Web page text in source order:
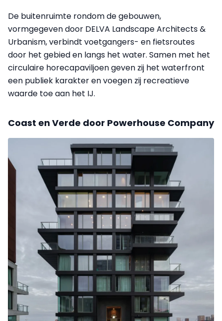
De buitenruimte rondom de gebouwen,
vormgegeven door DELVA Landscape Architects &
Urbanism, verbindt voetgangers- en fietsroutes
door het gebied en langs het water. Samen met het
circulaire horecapaviljoen geven zij het waterfront
een publiek karakter en voegen zij recreatieve
waarde toe aan het IJ.
Coast en Verde door Powerhouse Company